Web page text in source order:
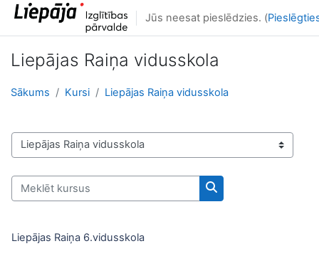
Atvērt galveno saturu
Jūs neesat pieslēdzies. (
Liepājas Raiņa vidusskola
Sākums Kursi Liepājas Raiņa vidusskola
Kursu kategorijas
Meklēt kursus
Meklēt kursus
Liepājas Raiņa 6.vidusskola